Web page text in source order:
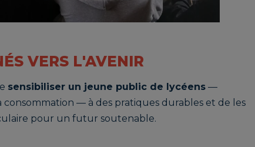
VERS L'AVENIR
sensibiliser un jeune public de lycéens —
— à des pratiques durables et de les
pour un futur soutenable.